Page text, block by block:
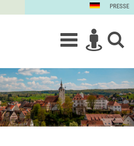
PRESSE